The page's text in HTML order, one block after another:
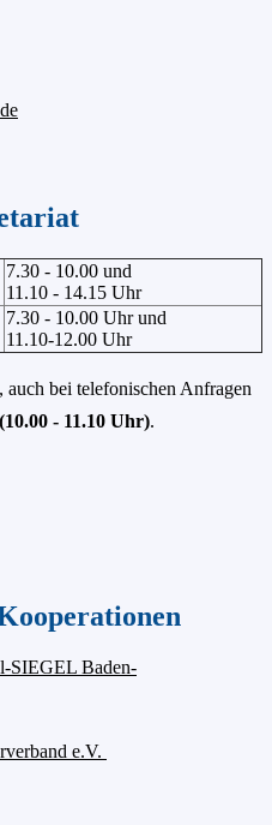
7.30 - 10.00 und
11.10 - 14.15 Uhr
7.30 - 10.00 Uhr und
11.10-12.00 Uhr
bei telefonischen Anfragen
- 11.10 Uhr).